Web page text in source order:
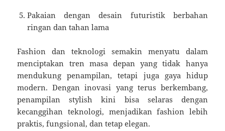
Pakaian dengan desain futuristik berbahan
ringan dan tahan lama
Fashion dan teknologi semakin menyatu dalam
menciptakan tren masa depan yang tidak hanya
mendukung penampilan, tetapi juga gaya hidup
modern. Dengan inovasi yang terus berkembang,
penampilan stylish kini bisa selaras dengan
kecanggihan teknologi, menjadikan fashion lebih
praktis, fungsional, dan tetap elegan.